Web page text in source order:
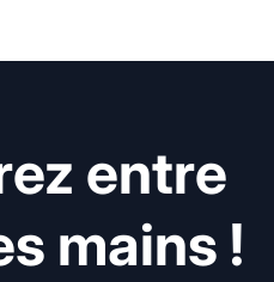
entre
mains !